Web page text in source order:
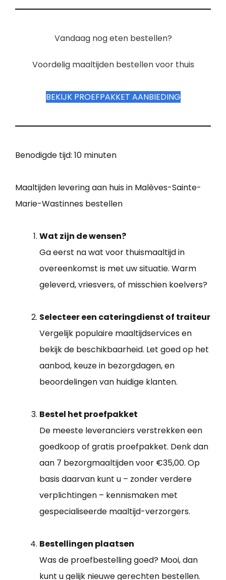
Vandaag nog eten bestellen?
Voordelig maaltijden bestellen voor thuis
BEKIJK PROEFPAKKET AANBIEDING
Benodigde tijd: 10 minuten
Maaltijden levering aan huis in Malèves-Sainte-
Marie-Wastinnes bestellen
Wat zijn de wensen?
Ga eerst na wat voor thuismaaltijd in
overeenkomst is met uw situatie. Warm
geleverd, vriesvers, of misschien koelvers?
Selecteer een cateringdienst of traiteur
Vergelijk populaire maaltijdservices en
bekijk de beschikbaarheid. Let goed op het
aanbod, keuze in bezorgdagen, en
beoordelingen van huidige klanten.
Bestel het proefpakket
De meeste leveranciers verstrekken een
goedkoop of gratis proefpakket. Denk dan
aan 7 bezorgmaaltijden voor €35,00. Op
basis daarvan kunt u – zonder verdere
verplichtingen – kennismaken met
gespecialiseerde maaltijd-verzorgers.
Bestellingen plaatsen
Was de proefbestelling goed? Mooi, dan
kunt u gelijk nieuwe gerechten bestellen.